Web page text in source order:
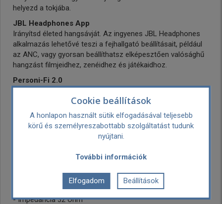
helyezd a tokjába.
JBL Headphones App
Irányítsd életed hangsávját. Az ingyenes JBL Headphones
alkalmazás lehetővé teszi a fejhallgató beállításait, például
az ANC, vagy gyorsan beállíthatsz elképesztően valósághű
hangzást filmjeidhez, zenéidhez és játékaidhoz.
Personi-Fi 2.0
A My JBL Headphones alkalmazás személyre szabja az
élményét csak számodra. Automatikusan beállít egy egyéni
hangprofilt, amely az készen áll minden alkalommal, amikor
felveszed a fejhallgatót
- Akkumlátor kapacitás 850mAh
- Minimum frekvencia 20Hz
- Kompatibilitás Andorid, iOS
- Akkumlátor töltési idő 2óra
- Impedancia 32 Ohm
Cookie beállítások
A honlapon használt sütik elfogadásával teljesebb
körű és személyreszabottabb szolgáltatást tudunk
nyújtani.
További információk
Elfogadom Beállítások